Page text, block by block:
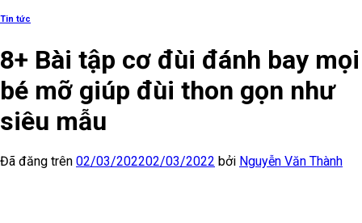
Tin tức
8+ Bài tập cơ đùi đánh bay mọi
bé mỡ giúp đùi thon gọn như
siêu mẫu
Đã đăng trên 02/03/202202/03/2022 bởi Nguyễn Văn Thành